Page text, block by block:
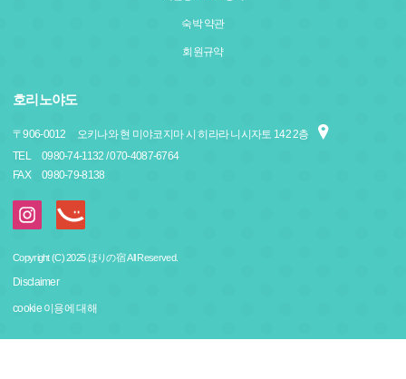
숙박 약관
회원규약
호리노야도
〒906-0012
오키나와 현 미야코지마 시 히라라 니시자토 142 2층
TEL
0980-74-1132 / 070-4087-6764
FAX
0980-79-8138
Copyright (C) 2025 ほりの宿 All Reserved.
Disclaimer
cookie 이용에 대해